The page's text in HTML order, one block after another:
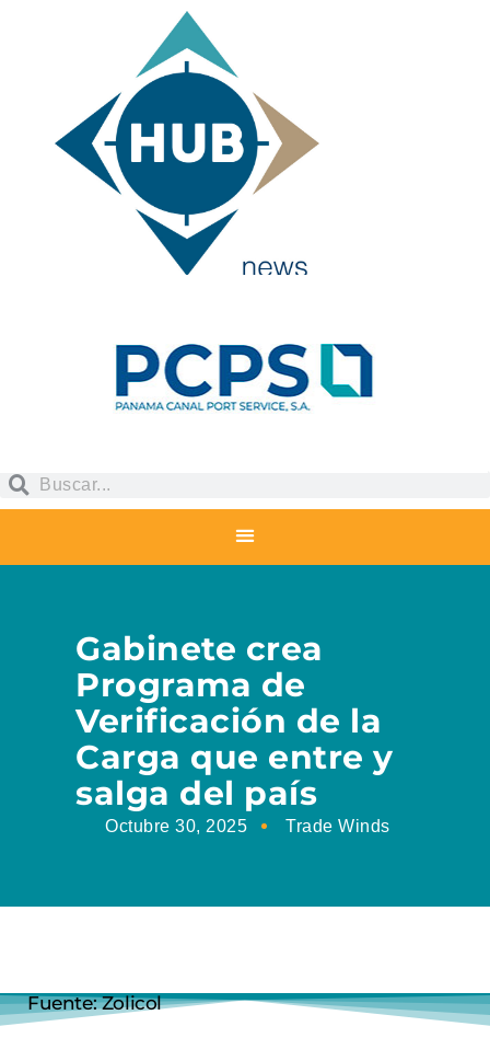
Gabinete crea
Programa de
Verificación de la
Carga que entre y
salga del país
Octubre 30, 2025 Trade Winds
Fuente: Zolicol